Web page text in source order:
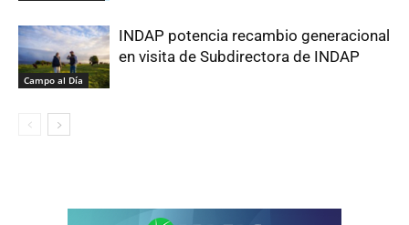
Campo al Día
INDAP potencia recambio generacional
en visita de Subdirectora de INDAP